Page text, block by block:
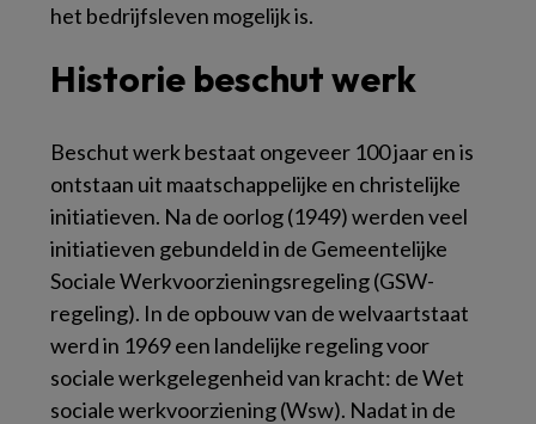
het bedrijfsleven mogelijk is.
Historie beschut werk
Beschut werk bestaat ongeveer 100 jaar en is
ontstaan uit maatschappelijke en christelijke
initiatieven. Na de oorlog (1949) werden veel
initiatieven gebundeld in de Gemeentelijke
Sociale Werkvoorzieningsregeling (GSW-
regeling). In de opbouw van de welvaartstaat
werd in 1969 een landelijke regeling voor
sociale werkgelegenheid van kracht: de Wet
sociale werkvoorziening (Wsw). Nadat in de